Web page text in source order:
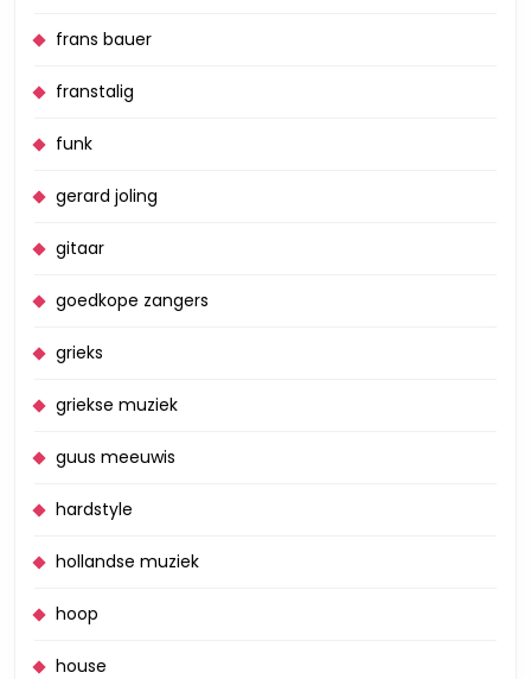
frans bauer
franstalig
funk
gerard joling
gitaar
goedkope zangers
grieks
griekse muziek
guus meeuwis
hardstyle
hollandse muziek
hoop
house